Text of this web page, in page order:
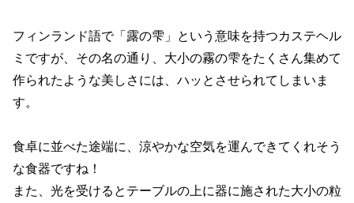
フィンランド語で「露の雫」という意味を持つカステヘル
ミですが、その名の通り、大小の霧の雫をたくさん集めて
作られたような美しさには、ハッとさせられてしまいま
す。
食卓に並べた途端に、涼やかな空気を運んできてくれそう
な食器ですね！
また、光を受けるとテーブルの上に器に施された大小の粒